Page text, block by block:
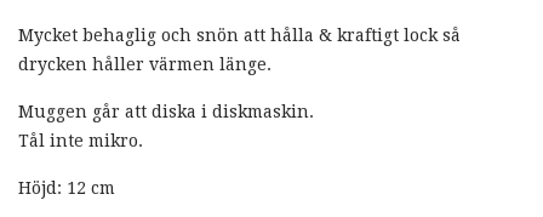
Mycket behaglig och snön att hålla & kraftigt lock så
drycken håller värmen länge.
Muggen går att diska i diskmaskin.
Tål inte mikro.
Höjd: 12 cm